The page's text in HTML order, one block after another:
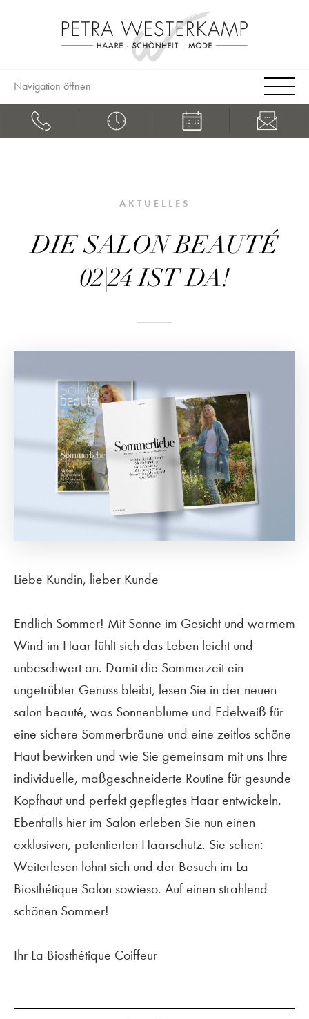
Navigation öffnen
AKTUELLES
DIE SALON BEAUTÉ
02|24 IST DA!
Liebe Kundin, lieber Kunde
Endlich Sommer! Mit Sonne im Gesicht und warmem
Wind im Haar fühlt sich das Leben leicht und
unbeschwert an. Damit die Sommerzeit ein
ungetrübter Genuss bleibt, lesen Sie in der neuen
salon beauté, was Sonnenblume und Edelweiß für
eine sichere Sommerbräune und eine zeitlos schöne
Haut bewirken und wie Sie gemeinsam mit uns Ihre
individuelle, maßgeschneiderte Routine für gesunde
Kopfhaut und perfekt gepflegtes Haar entwickeln.
Ebenfalls hier im Salon erleben Sie nun einen
exklusiven, patentierten Haarschutz. Sie sehen:
Weiterlesen lohnt sich und der Besuch im La
Biosthétique Salon sowieso. Auf einen strahlend
schönen Sommer!
Ihr La Biosthétique Coiffeur